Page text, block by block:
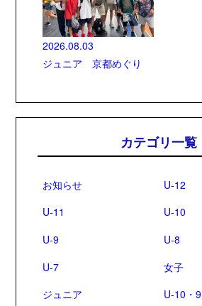
2026.08.03
ジュニア 京都めぐり
カテゴリ一覧
お知らせ
U-12
U-11
U-10
U-9
U-8
U-7
女子
ジュニア
U-10・9